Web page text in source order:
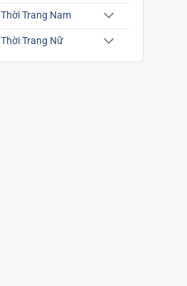
Thời Trang Nam
Thời Trang Nữ